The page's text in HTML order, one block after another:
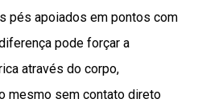
pés apoiados em pontos com
pode forçar a
através do corpo,
mesmo sem contato direto